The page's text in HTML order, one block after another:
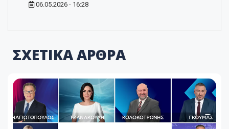
06.05.2026 - 16:28
ΣΧΕΤΙΚΑ ΑΡΘΡΑ